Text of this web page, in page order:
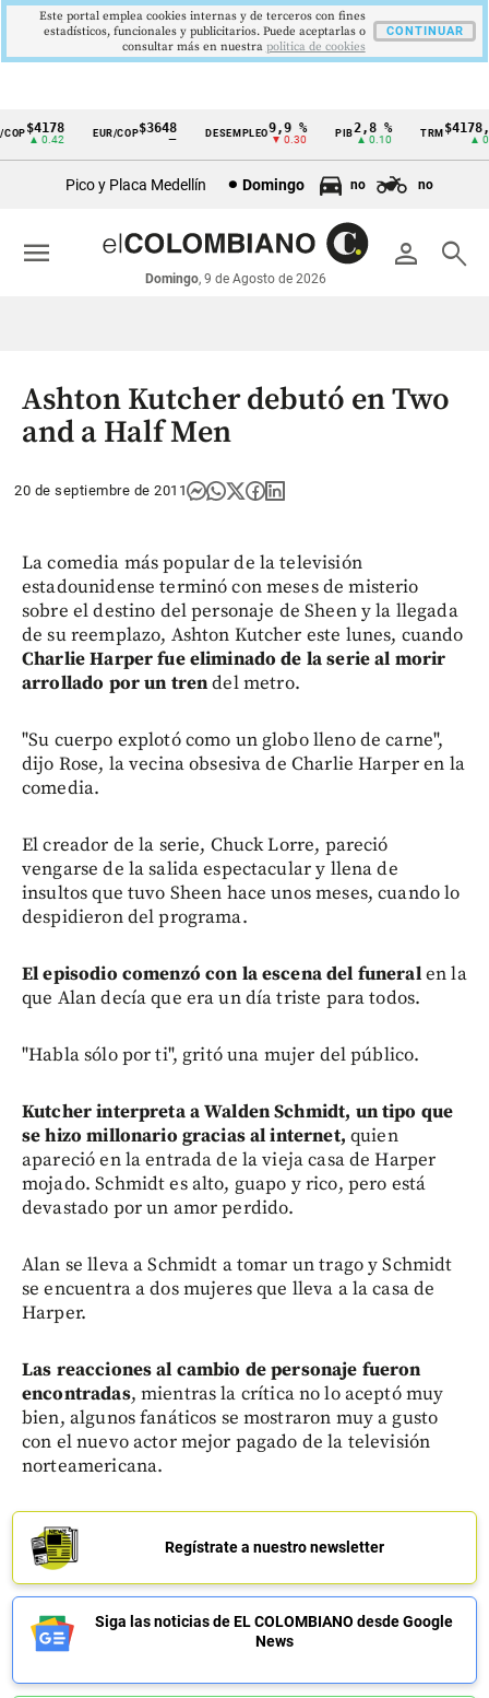
Cintillo
económicos
Colombia
$4178
▲ 0.42
EUR/COP$3648 DESEMPLEO 9,9 %
▼ 0.30
PIB2,8 %
▲ 0.10
TRM
▲
Pico y Placa Medellín Domingo no no
person search
Domingo, 9 de Agosto de 2026
menu
Ashton Kutcher debutó en Two
and a Half Men
20 de septiembre de 2011
La comedia más popular de la televisión
estadounidense terminó con meses de misterio
sobre el destino del personaje de Sheen y la llegada
de su reemplazo, Ashton Kutcher este lunes, cuando
Charlie Harper fue eliminado de la serie al morir
arrollado por un trendel metro.
"Su cuerpo explotó como un globo lleno de carne",
dijo Rose, la vecina obsesiva de Charlie Harper en la
comedia.
El creador de la serie, Chuck Lorre, pareció
vengarse de la salida espectacular y llena de
insultos que tuvo Sheen hace unos meses, cuando lo
despidieron del programa.
El episodio comenzó con la escena del funeralen la
que Alan decía que era un día triste para todos.
"Habla sólo por ti", gritó una mujer del público.
Kutcher interpreta a Walden Schmidt, un tipo que
se hizo millonario gracias al internet, quien
apareció en la entrada de la vieja casa de Harper
mojado. Schmidt es alto, guapo y rico, pero está
devastado por un amor perdido.
Alan se lleva a Schmidt a tomar un trago y Schmidt
se encuentra a dos mujeres que lleva a la casa de
Harper.
Las reacciones al cambio de personaje fueron
encontradas, mientras la crítica no lo aceptó muy
bien, algunos fanáticos se mostraron muy a gusto
con el nuevo actor mejor pagado de la televisión
norteamericana.
Regístrate a nuestro newsletter
Siga las noticias de EL COLOMBIANO desde Google
News
Este portal emplea cookies internas y de terceros con fines
estadísticos, funcionales y publicitarios. Puede aceptarlas o
consultar más en nuestra politica de cookies
CONTINUAR